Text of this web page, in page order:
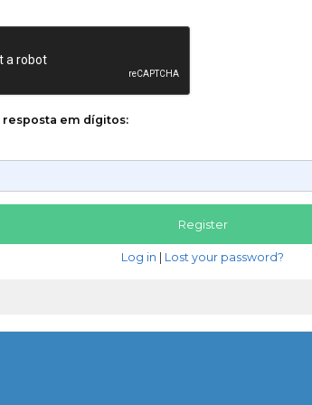
resposta em dígitos:
Log in Lost your password?